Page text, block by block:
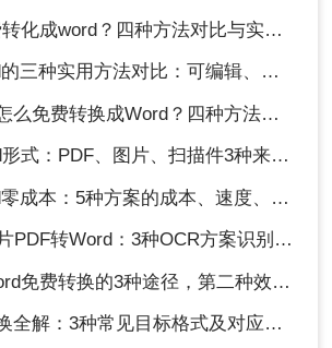
word？四种方法对比与实操指南（附详细表格）
实用方法对比：可编辑、保格式、避风险！
换成Word？四种方法对比与实操指南（附详细表格）!
PDF、图片、扫描件3种来源分别怎么处理！
本：5种方案的成本、速度、精度对比！
转Word：3种OCR方案识别率实测！
费转换的3种途径，第二种效率最高！
解：3种常见目标格式及对应操作方法！